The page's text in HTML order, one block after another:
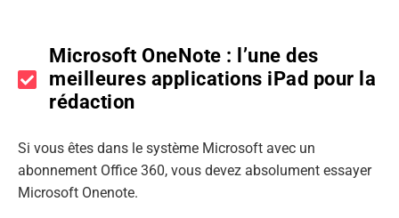
Microsoft OneNote : l’une des
meilleures applications iPad pour la
rédaction
Si vous êtes dans le système Microsoft avec un
abonnement Office 360, vous devez absolument essayer
Microsoft Onenote.